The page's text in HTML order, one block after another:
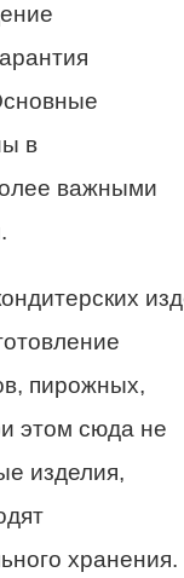
в
важными
пирожных,
этом сюда не
изделия,
хранения.